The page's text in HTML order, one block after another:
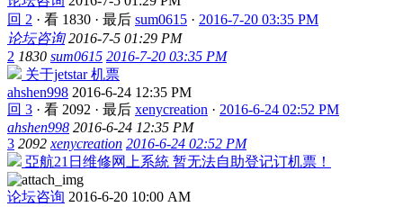
回 2 · 看 1830 · 最后 sum0615 · 2016-7-20 03:35 PM
论坛咨询 2016-7-5 01:29 PM
2 1830 sum0615 2016-7-20 03:35 PM
关于jetstar 机票
ahshen998 2016-6-24 12:35 PM
回 3 · 看 2092 · 最后 xenycreation · 2016-6-24 02:52 PM
ahshen998 2016-6-24 12:35 PM
3 2092 xenycreation 2016-6-24 02:52 PM
亞航21日维修网上系統 暂无法自助登记订机票！
论坛咨询 2016-6-20 10:00 AM